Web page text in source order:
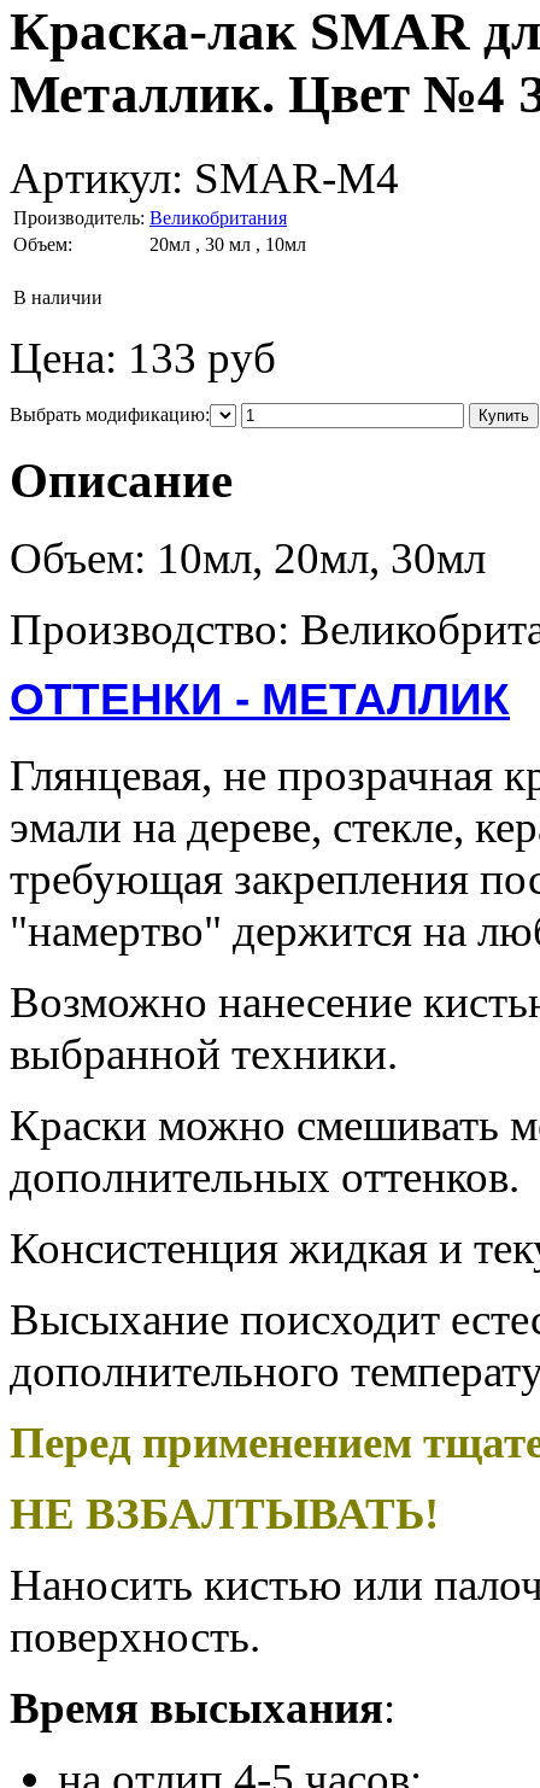
Краска-лак SMAR
Металлик. Цвет №4
Артикул: SMAR-M4
Производитель: Великобритания
Объем:
20мл , 30 мл , 10мл
В наличии
Цена: 133 руб
Выбрать модификацию:
Описание
Объем: 10мл, 20мл, 30мл
Производство:
ОТТЕНКИ - МЕТАЛЛИК
Глянцевая, не прозрачная
эмали на дереве, стекле,
требующая закрепления
"намертво" держится на
Возможно нанесение
выбранной техники.
Краски можно смешивать
дополнительных оттенков.
Консистенция жидкая и
Высыхание поисходит
дополнительного
Перед применением
НЕ ВЗБАЛТЫВАТЬ!
Наносить кистью или
поверхность.
Время высыхания: